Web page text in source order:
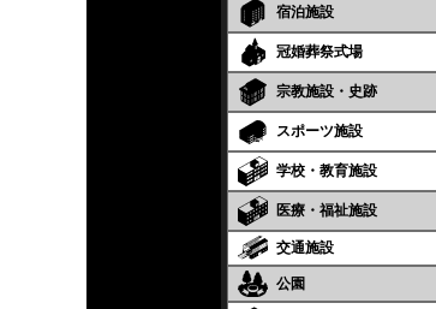
宿泊施設
冠婚葬祭式場
宗教施設・史跡
スポーツ施設
学校・教育施設
医療・福祉施設
交通施設
公園